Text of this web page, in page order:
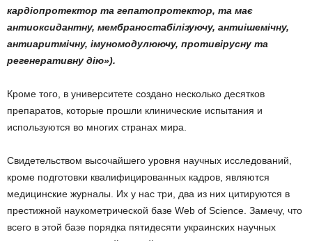
кардіопротектор та гепатопротектор, та має
антиоксидантну, мембраностабілізуючу, антиішемічну,
антиаритмічну, імуномодулюючу, противірусну та
регенеративну дію»).
Кроме того, в университете создано несколько десятков
препаратов, которые прошли клинические испытания и
используются во многих странах мира.
Свидетельством высочайшего уровня научных исследований,
кроме подготовки квалифицированных кадров, являются
медицинские журналы. Их у нас три, два из них цитируются в
престижной наукометрической базе Web of Science. Замечу, что
всего в этой базе порядка пятидесяти украинских научных